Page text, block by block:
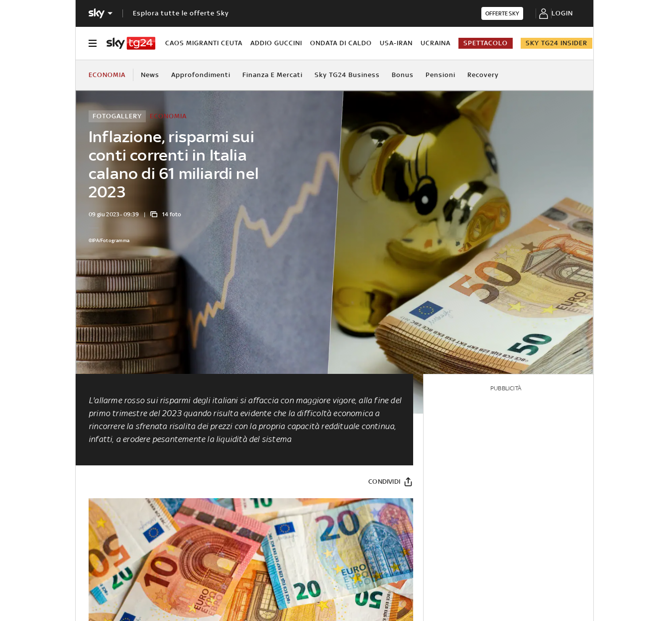
Esplora tutte le offerte Sky OFFERTE SKY LOGIN
CAOS MIGRANTI CEUTA ADDIO GUCCINI ONDATA DI CALDO USA-IRAN UCRAINA SPETTACOLO SKY TG24 INSIDER
ECONOMIA News Approfondimenti Finanza E Mercati Sky TG24 Business Bonus Pensioni Recovery
Inflazione, risparmi sui
conti correnti in Italia
calano di 61 miliardi nel
2023
ECONOMIA
FOTOGALLERY
09 giu 2023 - 09:39 14 foto
©IPA/Fotogramma
L'allarme rosso sui risparmi degli italiani si affaccia con maggiore vigore, alla fine del
primo trimestre del 2023 quando risulta evidente che la difficoltà economica a
rincorrere la sfrenata risalita dei prezzi con la propria capacità reddituale continua,
infatti, a erodere pesantemente la liquidità del sistema
CONDIVIDI
PUBBLICITÀ